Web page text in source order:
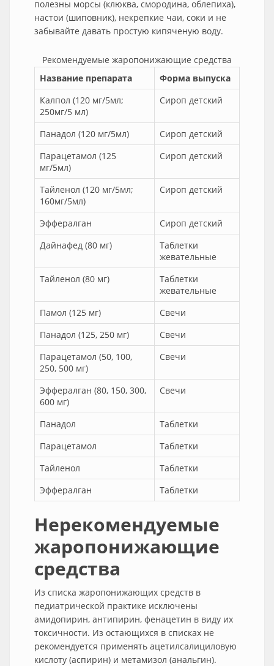
полезны морсы (клюква, смородина, облепиха),
настои (шиповник), некрепкие чаи, соки и не
забывайте давать простую кипяченую воду.
Рекомендуемые жаропонижающие средства
Название препарата
Форма выпуска
Калпол (120 мг/5мл;
250мг/5 мл)
Сироп детский
Панадол (120 мг/5мл)
Сироп детский
Парацетамол (125
мг/5мл)
Сироп детский
Тайленол (120 мг/5мл;
160мг/5мл)
Сироп детский
Эффералган
Сироп детский
Дайнафед (80 мг)
Таблетки
жевательные
Тайленол (80 мг)
Таблетки
жевательные
Памол (125 мг)
Свечи
Панадол (125, 250 мг)
Свечи
Парацетамол (50, 100,
250, 500 мг)
Свечи
Эффералган (80, 150, 300,
600 мг)
Свечи
Панадол
Таблетки
Парацетамол
Таблетки
Тайленол
Таблетки
Эффералган
Таблетки
Нерекомендуемые
жаропонижающие
средства
Из списка жаропонижающих средств в
педиатрической практике исключены
амидопирин, антипирин, фенацетин в виду их
токсичности. Из остающихся в списках не
рекомендуется применять ацетилсалициловую
кислоту (аспирин) и метамизол (анальгин).